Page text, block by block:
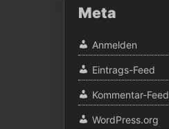
Meta
Anmelden
Eintrags-Feed
Kommentar-Feed
WordPress.org